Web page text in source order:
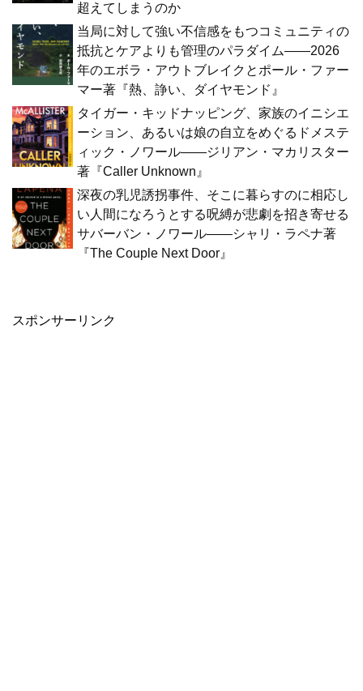
超えてしまうのか
当局に対して強い不信感をもつコミュニティの
抵抗とケアよりも管理のパラダイム――2026
年のエボラ・アウトブレイクとポール・ファー
マー著『熱、諍い、ダイヤモンド』
タイガー・キッドナッピング、家族のイニシエ
ーション、あるいは娘の自立をめぐるドメステ
ィック・ノワール――ジリアン・マカリスター
著『Caller Unknown』
深夜の乳児誘拐事件、そこに暮らすのに相応し
い人間になろうとする呪縛が悲劇を招き寄せる
サバーバン・ノワール――シャリ・ラペナ著
『The Couple Next Door』
スポンサーリンク